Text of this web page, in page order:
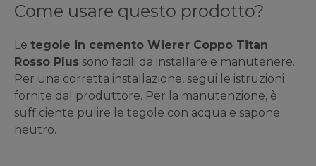
Come usare questo prodotto?
Le tegole in cemento Wierer Coppo Titan
Rosso Plus sono facili da installare e manutenere.
Per una corretta installazione, segui le istruzioni
fornite dal produttore. Per la manutenzione, è
sufficiente pulire le tegole con acqua e sapone
neutro.